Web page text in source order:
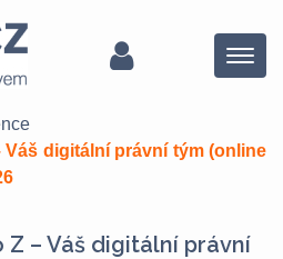
Menu
Váš digitální právní tým (online
Z – Váš digitální právní